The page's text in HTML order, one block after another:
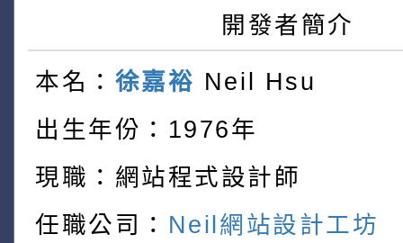
開發者簡介
本名： 徐嘉裕 Neil Hsu
出生年份：1976年
現職：網站程式設計師
任職公司： Neil網站設計工坊